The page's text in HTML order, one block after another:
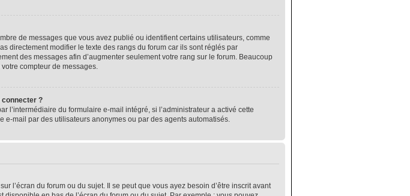
de messages que vous avez publié ou identifient certains utilisateurs, comme
directement modifier le texte des rangs du forum car ils sont réglés par
des messages afin d’augmenter seulement votre rang sur le forum. Beaucoup
compteur de messages.
connecter ?
l’intermédiaire du formulaire e-mail intégré, si l’administrateur a activé cette
e-mail par des utilisateurs anonymes ou par des agents automatisés.
l’écran du forum ou du sujet. Il se peut que vous ayez besoin d’être inscrit avant